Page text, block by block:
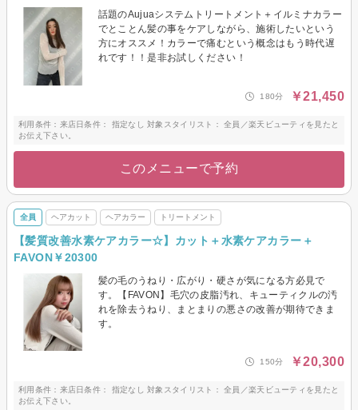
話題のAujuaシステムトリートメント＋イルミナカラー
でとことん髪の事をケアしながら、施術したいという
方にオススメ！カラーで痛むという概念はもう時代遅
れです！！是非お試しください！
180分 ￥21,450
利用条件：来店日条件： 指定なし 対象スタイリスト： 全員／楽天ビューティを見たと
お伝え下さい。
このメニューで予約
全員 ヘアカット ヘアカラー トリートメント
【髪質改善水素ケアカラー☆】カット＋水素ケアカラー＋
FAVON￥20300
髪の毛のうねり・広がり・硬さが気になる方必見で
す。【FAVON】毛穴の皮脂汚れ、キューティクルの汚
れを除去うねり、まとまりの悪さの改善が期待できま
す。
150分 ￥20,300
利用条件：来店日条件： 指定なし 対象スタイリスト： 全員／楽天ビューティを見たと
お伝え下さい。